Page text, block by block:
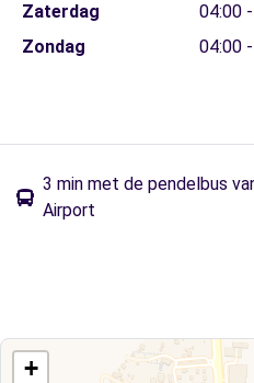
Zaterdag
04:00
Zondag
04:00
3 min met de pendelbus
Airport
+